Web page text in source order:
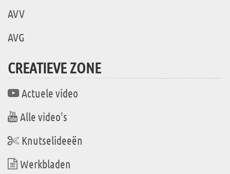
AVV
AVG
CREATIEVE ZONE
Actuele video
Alle video's
Knutselideeën
Werkbladen